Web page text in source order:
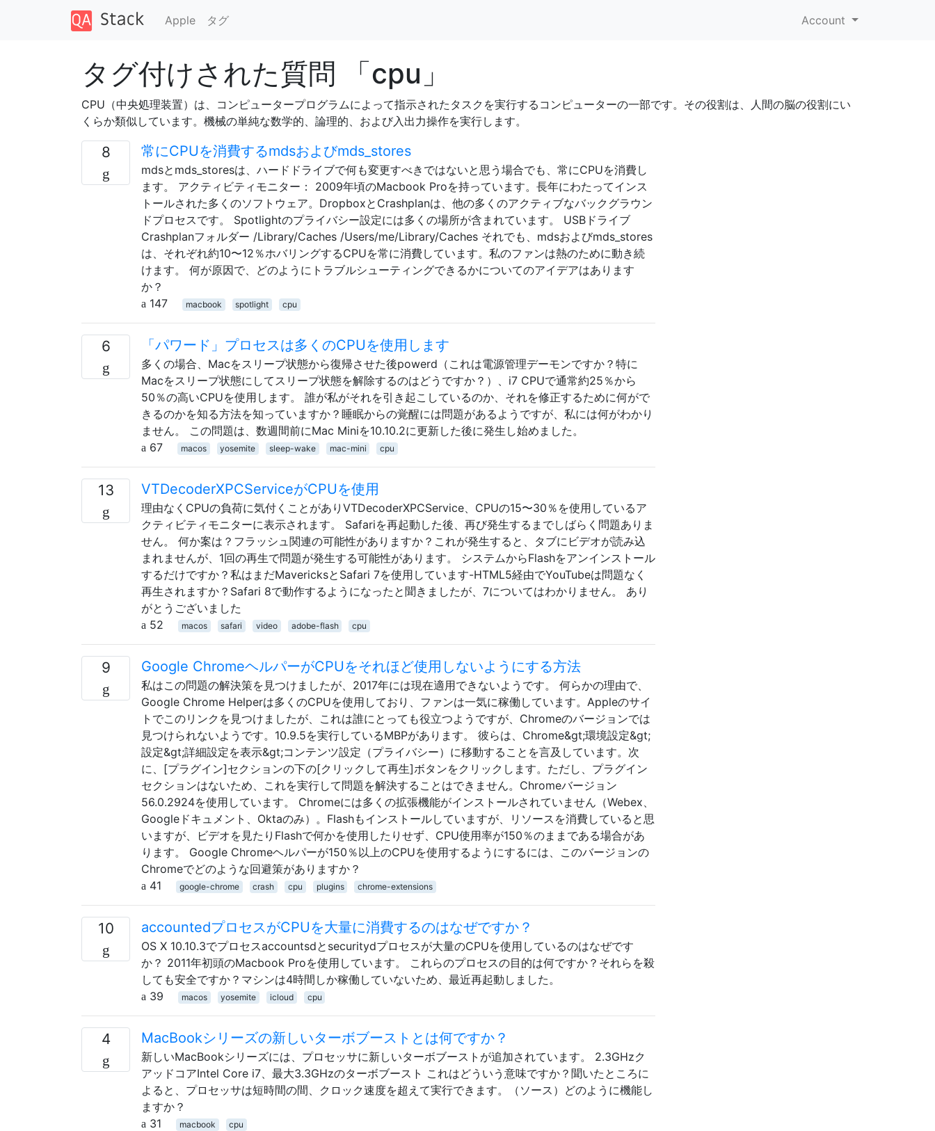
Apple タグ Account
タグ付けされた質問 「cpu」
CPU（中央処理装置）は、コンピュータープログラムによって指示されたタスクを実行するコンピューターの一部です。その役割は、人間の脳の役割にい
くらか類似しています。機械の単純な数学的、論理的、および入出力操作を実行します。
8 常にCPUを消費するmdsおよびmds_stores
mdsとmds_storesは、ハードドライブで何も変更すべきではないと思う場合でも、常にCPUを消費し
ます。 アクティビティモニター： 2009年頃のMacbook Proを持っています。長年にわたってインス
トールされた多くのソフトウェア。DropboxとCrashplanは、他の多くのアクティブなバックグラウン
ドプロセスです。 Spotlightのプライバシー設定には多くの場所が含まれています。 USBドライブ
Crashplanフォルダー /Library/Caches /Users/me/Library/Caches それでも、mdsおよびmds_stores
は、それぞれ約10〜12％ホバリングするCPUを常に消費しています。私のファンは熱のために動き続
けます。 何が原因で、どのようにトラブルシューティングできるかについてのアイデアはあります
か？
147
macbook spotlight cpu
6 「パワード」プロセスは多くのCPUを使用します
多くの場合、Macをスリープ状態から復帰させた後powerd（これは電源管理デーモンですか？特に
Macをスリープ状態にしてスリープ状態を解除するのはどうですか？）、i7 CPUで通常約25％から
50％の高いCPUを使用します。 誰が私がそれを引き起こしているのか、それを修正するために何がで
きるのかを知る方法を知っていますか？睡眠からの覚醒には問題があるようですが、私には何がわかり
ません。 この問題は、数週間前にMac Miniを10.10.2に更新した後に発生し始めました。
67
macos yosemite sleep-wake mac-mini cpu
13 VTDecoderXPCServiceがCPUを使用
理由なくCPUの負荷に気付くことがありVTDecoderXPCService、CPUの15〜30％を使用しているア
クティビティモニターに表示されます。 Safariを再起動した後、再び発生するまでしばらく問題ありま
せん。 何か案は？フラッシュ関連の可能性がありますか？これが発生すると、タブにビデオが読み込
まれませんが、1回の再生で問題が発生する可能性があります。 システムからFlashをアンインストール
するだけですか？私はまだMavericksとSafari 7を使用しています-HTML5経由でYouTubeは問題なく
再生されますか？Safari 8で動作するようになったと聞きましたが、7についてはわかりません。 あり
がとうございました
52
macos safari video adobe-flash cpu
9 Google ChromeヘルパーがCPUをそれほど使用しないようにする方法
私はこの問題の解決策を見つけましたが、2017年には現在適用できないようです。 何らかの理由で、
Google Chrome Helperは多くのCPUを使用しており、ファンは一気に稼働しています。Appleのサイ
トでこのリンクを見つけましたが、これは誰にとっても役立つようですが、Chromeのバージョンでは
見つけられないようです。10.9.5を実行しているMBPがあります。 彼らは、Chrome&gt;環境設定&gt;
設定&gt;詳細設定を表示&gt;コンテンツ設定（プライバシー）に移動することを言及しています。次
に、[プラグイン]セクションの下の[クリックして再生]ボタンをクリックします。ただし、プラグイン
セクションはないため、これを実行して問題を解決することはできません。Chromeバージョン
56.0.2924を使用しています。 Chromeには多くの拡張機能がインストールされていません（Webex、
Googleドキュメント、Oktaのみ）。Flashもインストールしていますが、リソースを消費していると思
いますが、ビデオを見たりFlashで何かを使用したりせず、CPU使用率が150％のままである場合があ
ります。 Google Chromeヘルパーが150％以上のCPUを使用するようにするには、このバージョンの
Chromeでどのような回避策がありますか？
41
google-chrome crash cpu plugins chrome-extensions
10 accountedプロセスがCPUを大量に消費するのはなぜですか？
OS X 10.10.3でプロセスaccountsdとsecuritydプロセスが大量のCPUを使用しているのはなぜです
か？ 2011年初頭のMacbook Proを使用しています。 これらのプロセスの目的は何ですか？それらを殺
しても安全ですか？マシンは4時間しか稼働していないため、最近再起動しました。
39
macos yosemite icloud cpu
4 MacBookシリーズの新しいターボブーストとは何ですか？
新しいMacBookシリーズには、プロセッサに新しいターボブーストが追加されています。 2.3GHzク
アッドコアIntel Core i7、最大3.3GHzのターボブースト これはどういう意味ですか？聞いたところに
よると、プロセッサは短時間の間、クロック速度を超えて実行できます。（ソース）どのように機能し
ますか？
31
macbook cpu